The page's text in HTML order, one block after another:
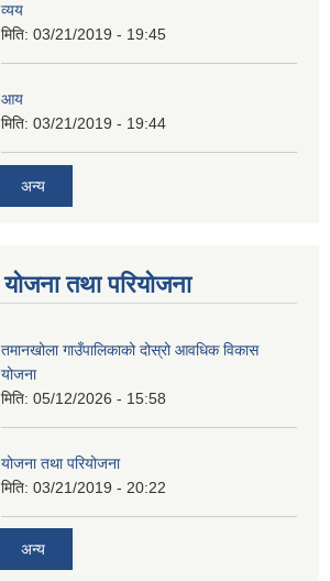
व्यय
मिति: 03/21/2019 - 19:45
आय
मिति: 03/21/2019 - 19:44
अन्य
योजना तथा परियोजना
तमानखोला गाउँपालिकाको दोस्रो आवधिक विकास
योजना
मिति: 05/12/2026 - 15:58
योजना तथा परियोजना
मिति: 03/21/2019 - 20:22
अन्य